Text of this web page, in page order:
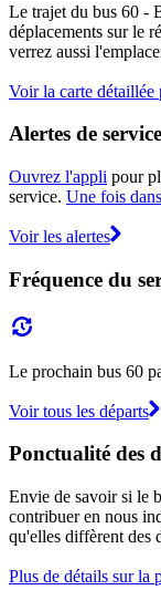
Le trajet du bus 60 -
déplacements sur le
verrez aussi
Voir la carte détaillée
Alertes de
Ouvrez l'appli pour
service. Une fois
Voir les alertes
Fréquence du
Le prochain bus 60
Voir tous les départs
Ponctualité des
Envie de savoir si le
contribuer en nous
qu'elles diffèrent des
Plus de détails sur la